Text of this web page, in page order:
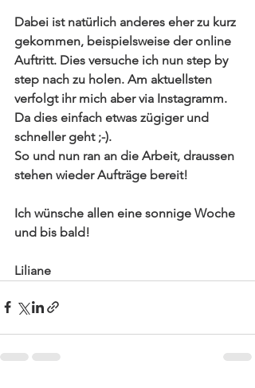
Dabei ist natürlich anderes eher zu kurz
gekommen, beispielsweise der online
Auftritt. Dies versuche ich nun step by
step nach zu holen. Am aktuellsten
verfolgt ihr mich aber via Instagramm.
Da dies einfach etwas zügiger und
schneller geht ;-).
So und nun ran an die Arbeit, draussen
stehen wieder Aufträge bereit!
Ich wünsche allen eine sonnige Woche
und bis bald!
Liliane